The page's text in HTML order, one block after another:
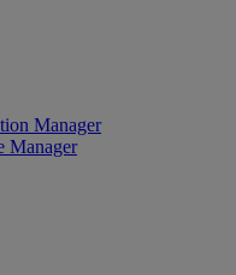
Manager
Manager